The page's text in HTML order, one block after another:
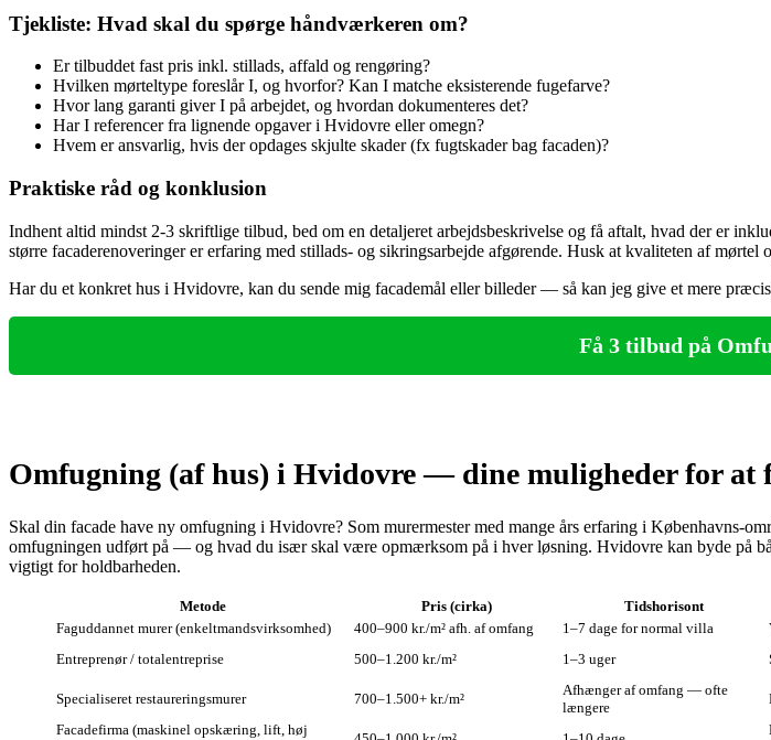
Tjekliste: Hvad skal du spørge håndværkeren om?
Er tilbuddet fast pris inkl. stillads, affald og rengøring?
Hvilken mørteltype foreslår I, og hvorfor? Kan I matche eksisterende fugefarve?
Hvor lang garanti giver I på arbejdet, og hvordan dokumenteres det?
Har I referencer fra lignende opgaver i Hvidovre eller omegn?
Hvem er ansvarlig, hvis der opdages skjulte skader (fx fugtskader bag facaden)?
Praktiske råd og konklusion
Indhent altid mindst 2‑3 skriftlige tilbud, bed om en detaljeret arbejdsbeskrivelse og få aftalt, hvad der er
større facaderenoveringer er erfaring med stillads- og sikringsarbejde afgørende. Husk at kvaliteten af
Har du et konkret hus i Hvidovre, kan du sende mig facademål eller billeder — så kan jeg give et mere
Få 3 tilbud på
Omfugning (af hus) i Hvidovre — dine muligheder for at
Skal din facade have ny omfugning i Hvidovre? Som murermester med mange års erfaring i
omfugningen udført på — og hvad du især skal være opmærksom på i hver løsning. Hvidovre kan byde på
vigtigt for holdbarheden.
Metode Pris (cirka) Tidshorisont
Faguddannet murer (enkeltmandsvirksomhed)
400–900 kr./m² afh. af omfang 1–7 dage for normal villa
Entreprenør / totalentreprise
500–1.200 kr./m² 1–3 uger
Specialiseret restaureringsmurer
700–1.500+ kr./m²
Afhænger af omfang — ofte
længere
Facadefirma (maskinel opskæring, lift, høj